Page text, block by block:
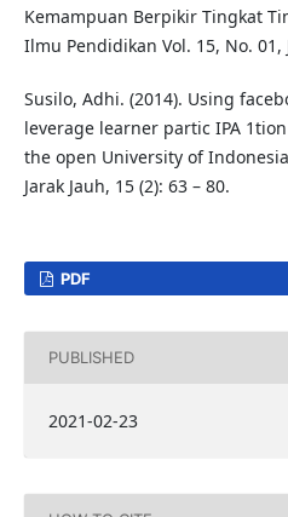
Kemampuan Berpikir Tingkat
Ilmu Pendidikan Vol. 15, No. 01,
Susilo, Adhi. (2014). Using
leverage learner partic IPA
the open University of
Jarak Jauh, 15 (2): 63 – 80.
PDF
PUBLISHED
2021-02-23